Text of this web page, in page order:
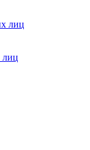
лиц
лиц